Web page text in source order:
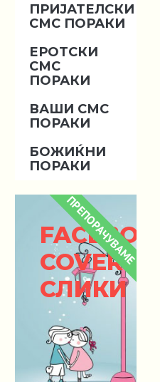
ПРИЈАТЕЛСКИ
СМС ПОРАКИ
ЕРОТСКИ
СМС
ПОРАКИ
ВАШИ СМС
ПОРАКИ
БОЖИЌНИ
ПОРАКИ
COVER
СЛИКИ
ПРЕПОРАЧУВАМЕ